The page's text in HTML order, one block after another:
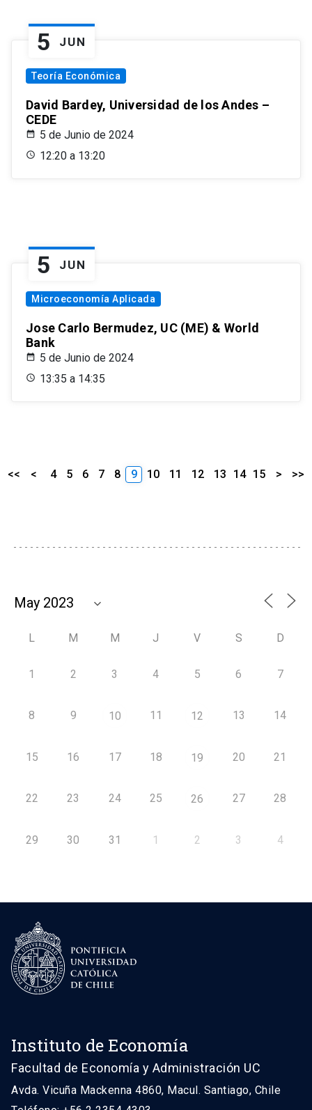
5 JUN
Teoría Económica
David Bardey, Universidad de los Andes –
CEDE
5 de Junio de 2024
12:20 a 13:20
5 JUN
Microeconomía Aplicada
Jose Carlo Bermudez, UC (ME) & World
Bank
5 de Junio de 2024
13:35 a 14:35
<< < 4 5 6 7 8 9 10 11 12 13 14 15 > >>
L M M J V S D
1 2 3 4 5 6 7
8 9 10 11 12 13 14
15 16 17 18 19 20 21
22 23 24 25 26 27 28
29 30 31 1 2 3 4
Instituto de Economía
Facultad de Economía y Administración UC
Avda. Vicuña Mackenna 4860, Macul. Santiago, Chile